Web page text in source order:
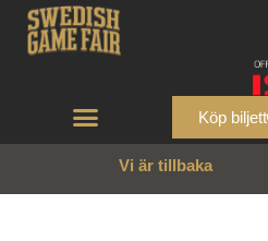
Köp biljett
Vi är tillbaka